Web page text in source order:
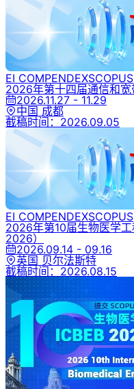
EI COMPENDEXSCOPUS
2026年第十四届通信和宽
2026.11.27 - 11.29
中国 成都
截稿时间： 2026.09.05
EI COMPENDEXSCOPUS
2026年第10届生物医学
2026）
2026.09.14 - 09.16
英国 贝尔法斯特
截稿时间： 2026.08.15